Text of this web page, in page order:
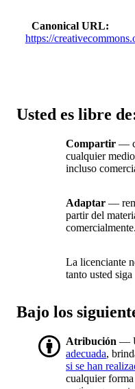
Canonical URL
https://
Usted es libre
Compartir —
cualquier
incluso
Adaptar —
partir del
comercialmente.
La licenciante
tanto usted
Bajo los
Atribución —
adecuada,
si se han
cualquier